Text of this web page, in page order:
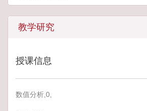
教学研究
授课信息
数值分析,0,